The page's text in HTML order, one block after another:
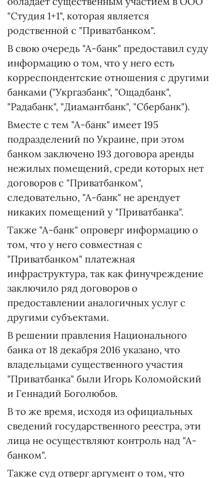
"Студия 1+1", которая является
родственной с "Приватбанком".
В свою очередь "А-банк" предоставил суду
информацию о том, что у него есть
корреспондентские отношения с другими
банками ("Укргазбанк", "Ощадбанк",
"Радабанк", "Диамантбанк", "Сбербанк").
Вместе с тем "А-банк" имеет 195
подразделений по Украине, при этом
банком заключено 193 договора аренды
нежилых помещений, среди которых нет
договоров с "Приватбанком",
следовательно, "А-банк" не арендует
никаких помещений у "Приватбанка".
Также "А-банк" опроверг информацию о
том, что у него совместная с
"Приватбанком" платежная
инфраструктура, так как финучреждение
заключило ряд договоров о
предоставлении аналогичных услуг с
другими субъектами.
В решении правления Национального
банка от 18 декабря 2016 указано, что
владельцами существенного участия
"Приватбанка" были Игорь Коломойский
и Геннадий Боголюбов.
В то же время, исходя из официальных
сведений государственного реестра, эти
лица не осуществляют контроль над "А-
банком".
Также суд отверг аргумент о том, что